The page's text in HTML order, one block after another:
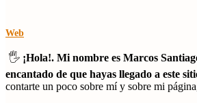
Web
🖐️ ¡Hola!. Mi nombre es Marcos
encantado de que hayas llegado a este
contarte un poco sobre mí y sobre mi